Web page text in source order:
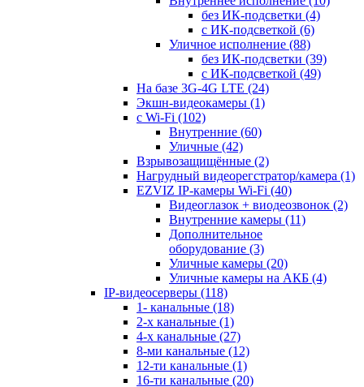
без ИК-подсветки (4)
с ИК-подсветкой (6)
Уличное исполнение (88)
без ИК-подсветки (39)
с ИК-подсветкой (49)
На базе 3G-4G LTE (24)
Экшн-видеокамеры (1)
с Wi-Fi (102)
Внутренние (60)
Уличные (42)
Взрывозащищённые (2)
Нагрудный видеорегстратор/камера (1)
EZVIZ IP-камеры Wi-Fi (40)
Видеоглазок + виодеозвонок (2)
Внутренние камеры (11)
Дополнительное
оборудование (3)
Уличные камеры (20)
Уличные камеры на АКБ (4)
IP-видеосерверы (118)
1- канальные (18)
2-х канальные (1)
4-х канальные (27)
8-ми канальные (12)
12-ти канальные (1)
16-ти канальные (20)